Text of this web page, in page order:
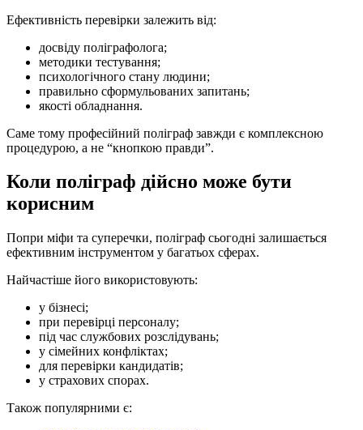
Ефективність перевірки залежить від:
досвіду поліграфолога;
методики тестування;
психологічного стану людини;
правильно сформульованих запитань;
якості обладнання.
Саме тому професійний поліграф завжди є комплексною
процедурою, а не “кнопкою правди”.
Коли поліграф дійсно може бути
корисним
Попри міфи та суперечки, поліграф сьогодні залишається
ефективним інструментом у багатьох сферах.
Найчастіше його використовують:
у бізнесі;
при перевірці персоналу;
під час службових розслідувань;
у сімейних конфліктах;
для перевірки кандидатів;
у страхових спорах.
Також популярними є: